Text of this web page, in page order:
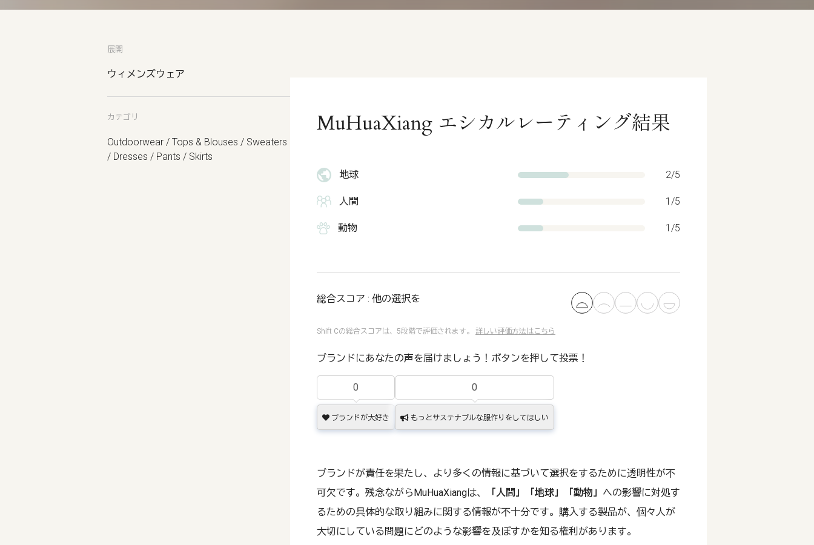
MuHuaXiang エシカルレーティング結果
地球 2/5
人間 1/5
動物 1/5
総合スコア : 他の選択を
Shift Cの総合スコアは、5段階で評価されます。 詳しい評価方法はこちら
ブランドにあなたの声を届けましょう！ボタンを押して投票！
0
ブランドが大好き
0
もっとサステナブルな服作りをしてほしい
ブランドが責任を果たし、より多くの情報に基づいて選択をするために透明性が不
可欠です。残念ながらMuHuaXiangは、
「人間」 「地球」 「動物」 への影響に対処す
るための具体的な取り組みに関する情報が不十分です。購入する製品が、個々人が
大切にしている問題にどのような影響を及ぼすかを知る権利があります。
展開
ウィメンズウェア
カテゴリ
Outdoorwear / Tops & Blouses / Sweaters
/ Dresses / Pants / Skirts